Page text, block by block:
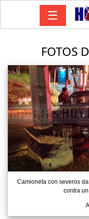
☰
FOTOS
Camioneta con severos
contra